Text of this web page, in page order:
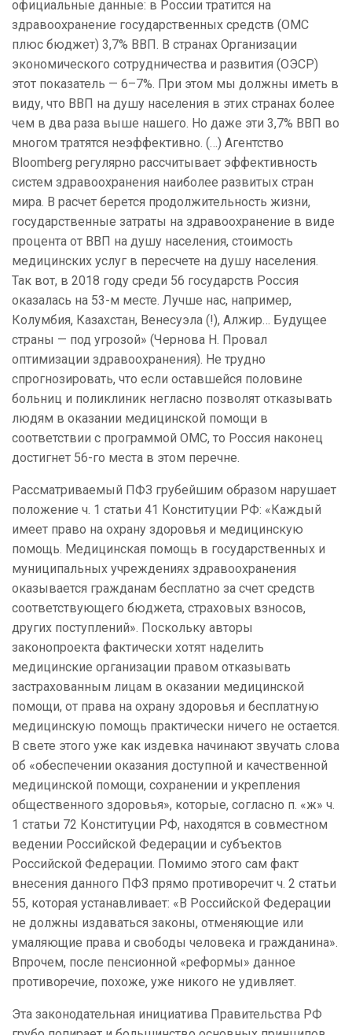
официальные данные: в России тратится на
здравоохранение государственных средств (ОМС
плюс бюджет) 3,7% ВВП. В странах Организации
экономического сотрудничества и развития (ОЭСР)
этот показатель — 6–7%. При этом мы должны иметь в
виду, что ВВП на душу населения в этих странах более
чем в два раза выше нашего. Но даже эти 3,7% ВВП во
многом тратятся неэффективно. (…) Агентство
Bloomberg регулярно рассчитывает эффективность
систем здравоохранения наиболее развитых стран
мира. В расчет берется продолжительность жизни,
государственные затраты на здравоохранение в виде
процента от ВВП на душу населения, стоимость
медицинских услуг в пересчете на душу населения.
Так вот, в 2018 году среди 56 государств Россия
оказалась на 53-м месте. Лучше нас, например,
Колумбия, Казахстан, Венесуэла (!), Алжир… Будущее
страны — под угрозой» (Чернова Н. Провал
оптимизации здравоохранения). Не трудно
спрогнозировать, что если оставшейся половине
больниц и поликлиник негласно позволят отказывать
людям в оказании медицинской помощи в
соответствии с программой ОМС, то Россия наконец
достигнет 56-го места в этом перечне.
Рассматриваемый ПФЗ грубейшим образом нарушает
положение ч. 1 статьи 41 Конституции РФ: «Каждый
имеет право на охрану здоровья и медицинскую
помощь. Медицинская помощь в государственных и
муниципальных учреждениях здравоохранения
оказывается гражданам бесплатно за счет средств
соответствующего бюджета, страховых взносов,
других поступлений». Поскольку авторы
законопроекта фактически хотят наделить
медицинские организации правом отказывать
застрахованным лицам в оказании медицинской
помощи, от права на охрану здоровья и бесплатную
медицинскую помощь практически ничего не остается.
В свете этого уже как издевка начинают звучать слова
об «обеспечении оказания доступной и качественной
медицинской помощи, сохранении и укрепления
общественного здоровья», которые, согласно п. «ж» ч.
1 статьи 72 Конституции РФ, находятся в совместном
ведении Российской Федерации и субъектов
Российской Федерации. Помимо этого сам факт
внесения данного ПФЗ прямо противоречит ч. 2 статьи
55, которая устанавливает: «В Российской Федерации
не должны издаваться законы, отменяющие или
умаляющие права и свободы человека и гражданина».
Впрочем, после пенсионной «реформы» данное
противоречие, похоже, уже никого не удивляет.
Эта законодательная инициатива Правительства РФ